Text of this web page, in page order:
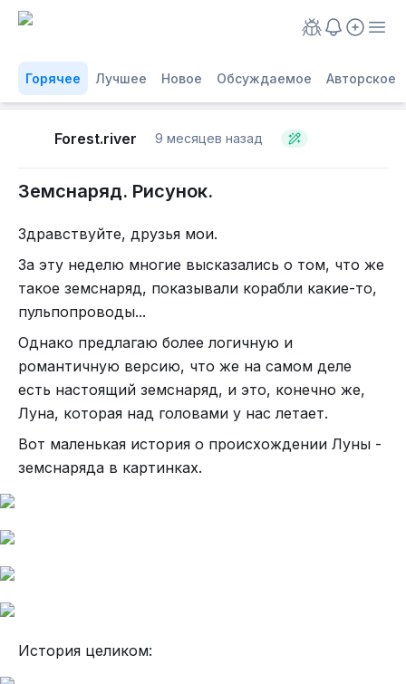
Горячее Лучшее Новое Обсуждаемое Авторское
Forest.river 9 месяцев назад
Земснаряд. Рисунок.
Здравствуйте, друзья мои.
За эту неделю многие высказались о том, что же
такое земснаряд, показывали корабли какие-то,
пульпопроводы...
Однако предлагаю более логичную и
романтичную версию, что же на самом деле
есть настоящий земснаряд, и это, конечно же,
Луна, которая над головами у нас летает.
Вот маленькая история о происхождении Луны -
земснаряда в картинках.
История целиком: